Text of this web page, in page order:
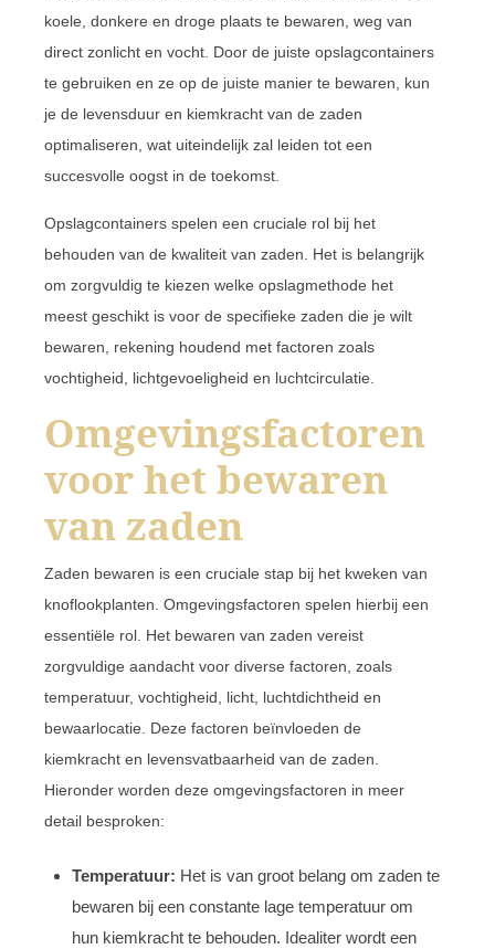
koele, donkere en droge plaats te bewaren, weg van
direct zonlicht en vocht. Door de juiste opslagcontainers
te gebruiken en ze op de juiste manier te bewaren, kun
je de levensduur en kiemkracht van de zaden
optimaliseren, wat uiteindelijk zal leiden tot een
succesvolle oogst in de toekomst.
Opslagcontainers spelen een cruciale rol bij het
behouden van de kwaliteit van zaden. Het is belangrijk
om zorgvuldig te kiezen welke opslagmethode het
meest geschikt is voor de specifieke zaden die je wilt
bewaren, rekening houdend met factoren zoals
vochtigheid, lichtgevoeligheid en luchtcirculatie.
Omgevingsfactoren
voor het bewaren
van zaden
Zaden bewaren is een cruciale stap bij het kweken van
knoflookplanten. Omgevingsfactoren spelen hierbij een
essentiële rol. Het bewaren van zaden vereist
zorgvuldige aandacht voor diverse factoren, zoals
temperatuur, vochtigheid, licht, luchtdichtheid en
bewaarlocatie. Deze factoren beïnvloeden de
kiemkracht en levensvatbaarheid van de zaden.
Hieronder worden deze omgevingsfactoren in meer
detail besproken:
Temperatuur: Het is van groot belang om zaden te
bewaren bij een constante lage temperatuur om
hun kiemkracht te behouden. Idealiter wordt een